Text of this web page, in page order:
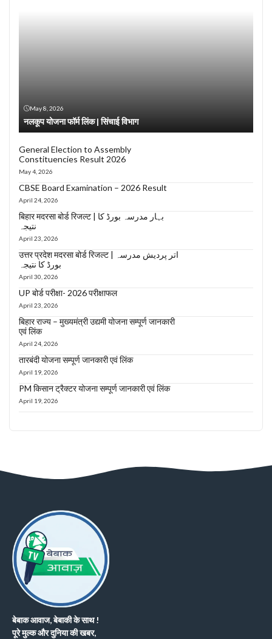
May 8, 2026
नलकूप योजना फॉर्म लिंक | सिंचाई विभाग
General Election to Assembly
Constituencies Result 2026
May 4, 2026
CBSE Board Examination – 2026 Result
April 24, 2026
बिहार मदरसा बोर्ड रिजल्ट | بہار مدرسہ بورڈ کا
نتیجہ
April 23, 2026
उत्तर प्रदेश मदरसा बोर्ड रिजल्ट | اتر پردیش مدرسہ
بورڈ کا نتیجہ
April 30, 2026
UP बोर्ड परीक्षा- 2026 परीक्षाफल
April 23, 2026
बिहार राज्य – मुख्यमंत्री उद्यमी योजना सम्पूर्ण जानकारी
एवं लिंक
April 24, 2026
तारबंदी योजना सम्पूर्ण जानकारी एवं लिंक
April 19, 2026
PM किसान ट्रैक्टर योजना सम्पूर्ण जानकारी एवं लिंक
April 19, 2026
बेबाक आवाज, बेबाकी के साथ !
पूरे मुल्क और दुनिया की खबर,